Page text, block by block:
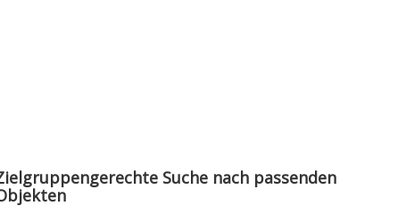
Suche nach passenden